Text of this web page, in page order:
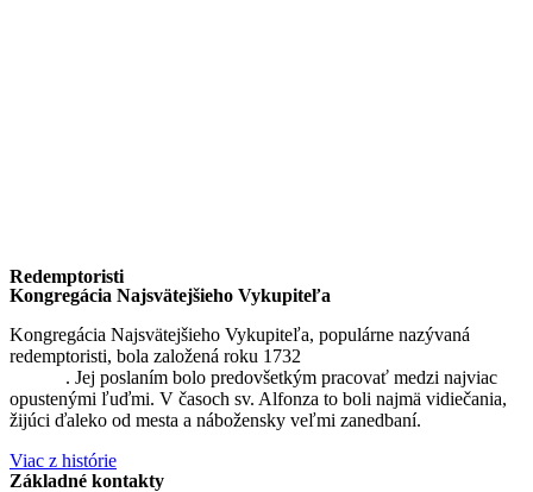
Redemptoristi
Kongregácia Najsvätejšieho Vykupiteľa
Kongregácia Najsvätejšieho Vykupiteľa, populárne nazývaná
redemptoristi, bola založená roku 1732
. Jej poslaním bolo predovšetkým pracovať medzi najviac
opustenými ľuďmi. V časoch sv. Alfonza to boli najmä vidiečania,
žijúci ďaleko od mesta a nábožensky veľmi zanedbaní.
Viac z histórie
Základné kontakty